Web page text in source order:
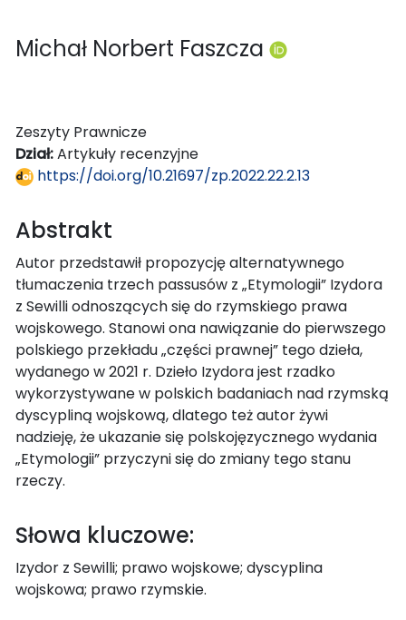
Michał Norbert Faszcza
Zeszyty Prawnicze
Dział:Artykuły recenzyjne
https://doi.org/10.21697/zp.2022.22.2.13
Abstrakt
Autor przedstawił propozycję alternatywnego
tłumaczenia trzech passusów z „Etymologii” Izydora
z Sewilli odnoszących się do rzymskiego prawa
wojskowego. Stanowi ona nawiązanie do pierwszego
polskiego przekładu „części prawnej” tego dzieła,
wydanego w 2021 r. Dzieło Izydora jest rzadko
wykorzystywane w polskich badaniach nad rzymską
dyscypliną wojskową, dlatego też autor żywi
nadzieję, że ukazanie się polskojęzycznego wydania
„Etymologii” przyczyni się do zmiany tego stanu
rzeczy.
Słowa kluczowe:
Izydor z Sewilli; prawo wojskowe; dyscyplina
wojskowa; prawo rzymskie.